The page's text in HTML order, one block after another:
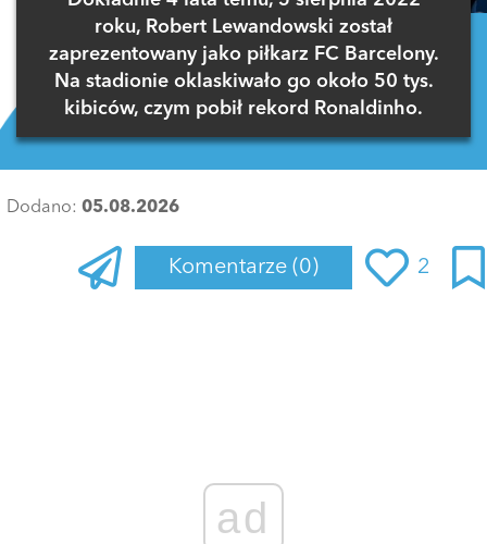
roku, Robert Lewandowski został
zaprezentowany jako piłkarz FC Barcelony.
Na stadionie oklaskiwało go około 50 tys.
kibiców, czym pobił rekord Ronaldinho.
Dodano: 05.08.2026
Komentarze (0) 2
ad